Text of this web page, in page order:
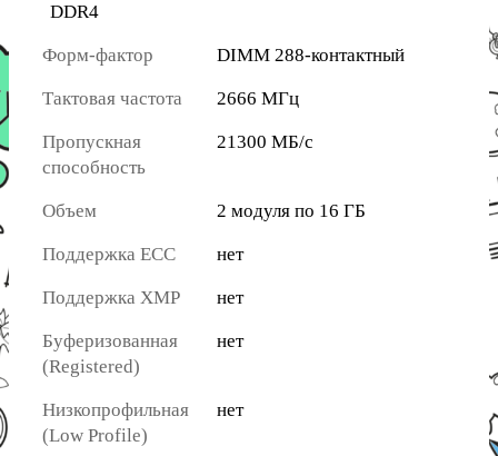
DDR4
Форм-фактор DIMM 288-контактный
Тактовая частота 2666 МГц
Пропускная
способность
21300 МБ/с
Объем 2 модуля по 16 ГБ
Поддержка ECC нет
Поддержка XMP нет
Буферизованная
(Registered)
нет
Низкопрофильная
(Low Profile)
нет